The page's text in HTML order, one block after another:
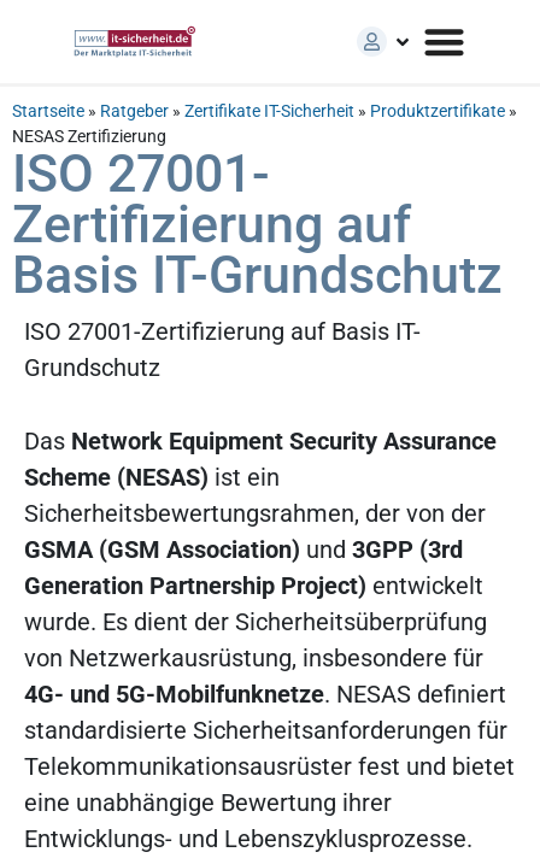
Startseite » Ratgeber » Zertifikate IT-Sicherheit » Produktzertifikate »
NESAS Zertifizierung
ISO 27001-
Zertifizierung auf
Basis IT-Grundschutz
ISO 27001-Zertifizierung auf Basis IT-
Grundschutz
Das Network Equipment Security Assurance
Scheme (NESAS) ist ein
Sicherheitsbewertungsrahmen, der von der
GSMA (GSM Association) und 3GPP (3rd
Generation Partnership Project) entwickelt
wurde. Es dient der Sicherheitsüberprüfung
von Netzwerkausrüstung, insbesondere für
4G- und 5G-Mobilfunknetze. NESAS definiert
standardisierte Sicherheitsanforderungen für
Telekommunikationsausrüster fest und bietet
eine unabhängige Bewertung ihrer
Entwicklungs- und Lebenszyklusprozesse.